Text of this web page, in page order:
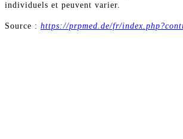
individuels et peuvent varier.
Source : https://prpmed.de/fr/